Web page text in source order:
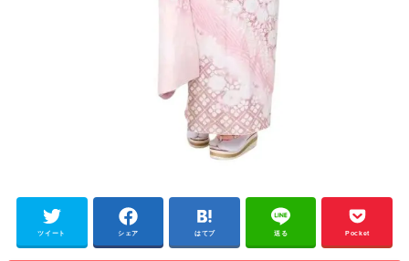
ツイート シェア はてブ 送る Pocket